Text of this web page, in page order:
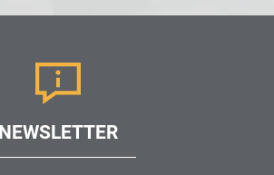
NEWSLETTER